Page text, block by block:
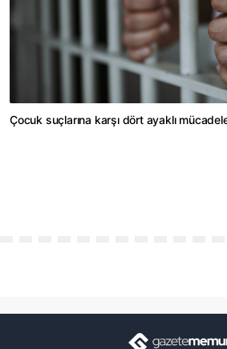
Çocuk suçlarına karşı dört ayaklı